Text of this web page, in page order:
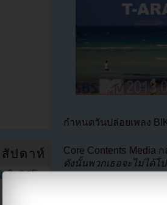
กำหนดวันปล่อยเพลง
Core Contents Media ก
ดังนั้นพวกเธอจะไม่ได้โ
ปดาห์
นวิดีโอ